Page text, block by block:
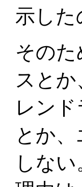
示した
その
スと
レン
とか
しな